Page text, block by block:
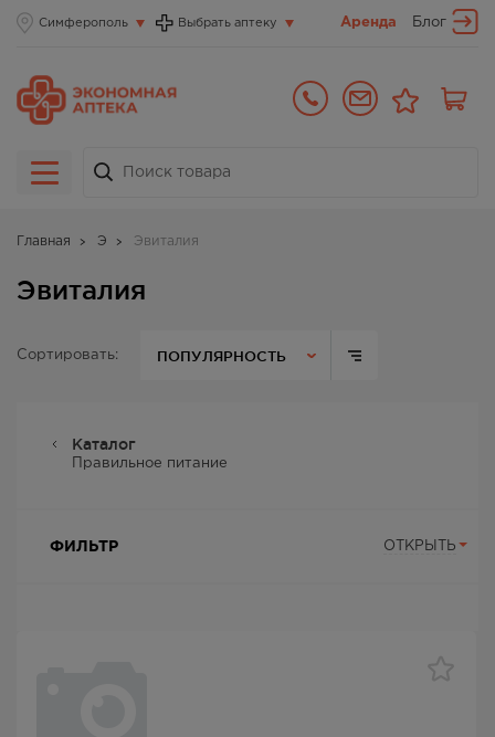
Симферополь Выбрать аптеку Аренда Блог
Главная Э Эвиталия
Эвиталия
Сортировать: ПОПУЛЯРНОСТЬ
Каталог
Правильное питание
ФИЛЬТР ОТКРЫТЬ